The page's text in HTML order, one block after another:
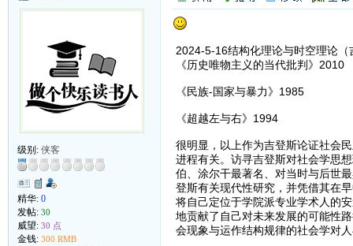
级别: 侠客
精华: 0
发帖: 30
威望: 30 点
金钱: 300 RMB
2024-5-16结构化理论与时空理论（
《历史唯物主义的当代批判》2010
《民族-国家与暴力》1985
《超越左与右》1994
很明显，以上作为吉登斯论证社会
进程有关。访寻吉登斯对社会学思
伯、涂尔干最著名、对当时与后世
登斯有关现代性研究，并凭借其在
将自己定位于学院派专业学术人的
地贡献了自己对未来发展的可能性
会现象与运作结构规律的社会学对